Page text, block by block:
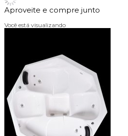
Aproveite e compre junto
Você está visualizando